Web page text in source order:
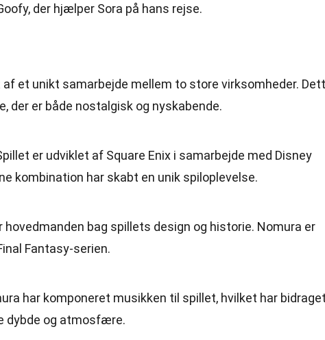
der hjælper Sora på hans rejse.
et unikt samarbejde mellem to store virksomheder.
der er både nostalgisk og nyskabende.
er udviklet af Square Enix i samarbejde med Disney
kombination har skabt en unik spiloplevelse.
hovedmanden bag spillets design og historie. Nomura er
Fantasy-serien.
har komponeret musikken til spillet, hvilket har
dybde og atmosfære.